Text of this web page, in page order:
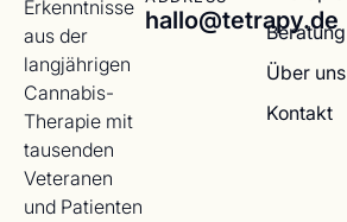
Erkenntnisse
aus der
langjährigen
Cannabis-
Therapie mit
tausenden
Veteranen
und Patienten
hallo@tetrapy.de
Beratung
Über uns
Kontakt